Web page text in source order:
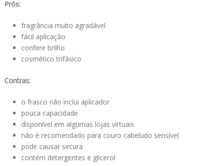
Prós:
fragrância muito agradável
fácil aplicação
confere brilho
cosmético trifásico
Contras:
o frasco não inclui aplicador
pouca capacidade
disponível em algumas lojas virtuais
não é recomendado para couro cabeludo sensível
pode causar secura
contém detergentes e glicerol